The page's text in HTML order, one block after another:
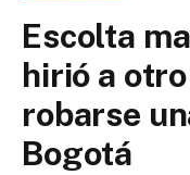
Escolta
hirió a
robarse
Bogotá